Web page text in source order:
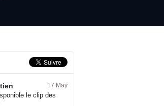
17 May
le clip des